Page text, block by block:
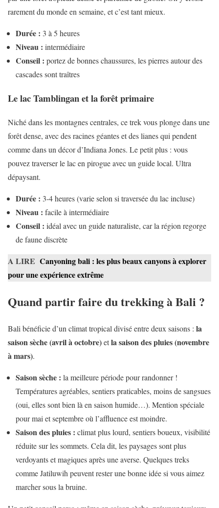
rarement du monde en semaine, et c’est tant mieux.
Durée : 3 à 5 heures
Niveau : intermédiaire
Conseil : portez de bonnes chaussures, les pierres autour des
cascades sont traîtres
Le lac Tamblingan et la forêt primaire
Niché dans les montagnes centrales, ce trek vous plonge dans une
forêt dense, avec des racines géantes et des lianes qui pendent
comme dans un décor d’Indiana Jones. Le petit plus : vous
pouvez traverser le lac en pirogue avec un guide local. Ultra
dépaysant.
Durée : 3-4 heures (varie selon si traversée du lac incluse)
Niveau : facile à intermédiaire
Conseil : idéal avec un guide naturaliste, car la région regorge
de faune discrète
A LIRE Canyoning bali : les plus beaux canyons à explorer
pour une expérience extrême
Quand partir faire du trekking à Bali ?
Bali bénéficie d’un climat tropical divisé entre deux saisons : la
saison sèche (avril à octobre)etla saison des pluies (novembre
à mars).
Saison sèche : la meilleure période pour randonner !
Températures agréables, sentiers praticables, moins de sangsues
(oui, elles sont bien là en saison humide…). Mention spéciale
pour mai et septembre où l’affluence est moindre.
Saison des pluies : climat plus lourd, sentiers boueux, visibilité
réduite sur les sommets. Cela dit, les paysages sont plus
verdoyants et magiques après une averse. Quelques treks
comme Jatiluwih peuvent rester une bonne idée si vous aimez
marcher sous la bruine.